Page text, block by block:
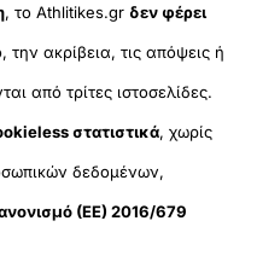
, το Athlitikes.gr δεν φέρει
την ακρίβεια, τις απόψεις ή
από τρίτες ιστοσελίδες.
στατιστικά, χωρίς
δεδομένων,
(ΕΕ) 2016/679